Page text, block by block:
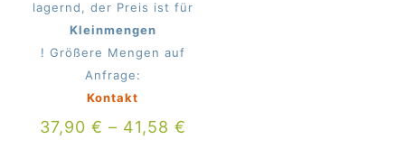
lagernd, der Preis ist für
Kleinmengen
! Größere Mengen auf
Anfrage:
Kontakt
37,90 € – 41,58 €